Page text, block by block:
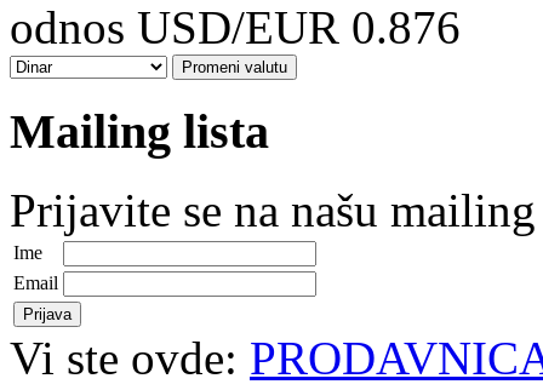
odnos USD/EUR 0.876
Mailing lista
Prijavite se na našu
Ime
Email
Vi ste ovde: